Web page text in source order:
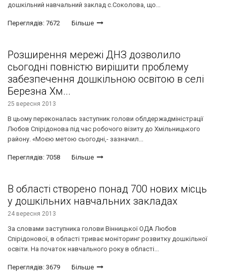
дошкільний навчальний заклад с.Соколова, що...
Переглядів: 7672 Більше
Розширення мережі ДНЗ дозволило
сьогодні повністю вирішити проблему
забезпечення дошкільною освітою в селі
Березна Хм...
25 вересня 2013
В цьому переконалась заступник голови облдержадміністрації
Любов Спірідонова під час робочого візиту до Хмільницького
району. «Моєю метою сьогодні,- зазначил...
Переглядів: 7058 Більше
В області створено понад 700 нових місць
у дошкільних навчальних закладах
24 вересня 2013
За словами заступника голови Вінницької ОДА Любов
Спірідонової, в області триває моніторинг розвитку дошкільної
освіти. На початок навчального року в області...
Переглядів: 3679 Більше